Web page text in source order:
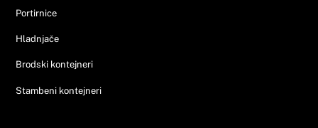
Portirnice
Hladnjače
Brodski kontejneri
Stambeni kontejneri